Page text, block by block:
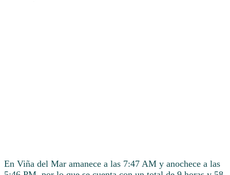
En Viña del Mar amanece a las 7:47 AM y anochece a las